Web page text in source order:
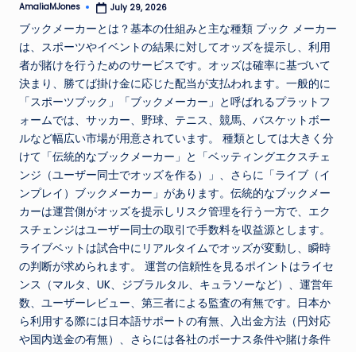
Posted
by
AmaliaMJones July 29, 2026
ブックメーカーとは？基本の仕組みと主な種類 ブック メーカー
は、スポーツやイベントの結果に対してオッズを提示し、利用
者が賭けを行うためのサービスです。オッズは確率に基づいて
決まり、勝てば掛け金に応じた配当が支払われます。一般的に
「スポーツブック」「ブックメーカー」と呼ばれるプラットフ
ォームでは、サッカー、野球、テニス、競馬、バスケットボー
ルなど幅広い市場が用意されています。 種類としては大きく分
けて「伝統的なブックメーカー」と「ベッティングエクスチェ
ンジ（ユーザー同士でオッズを作る）」、さらに「ライブ（イ
ンプレイ）ブックメーカー」があります。伝統的なブックメー
カーは運営側がオッズを提示しリスク管理を行う一方で、エク
スチェンジはユーザー同士の取引で手数料を収益源とします。
ライブベットは試合中にリアルタイムでオッズが変動し、瞬時
の判断が求められます。 運営の信頼性を見るポイントはライセ
ンス（マルタ、UK、ジブラルタル、キュラソーなど）、運営年
数、ユーザーレビュー、第三者による監査の有無です。日本か
ら利用する際には日本語サポートの有無、入出金方法（円対応
や国内送金の有無）、さらには各社のボーナス条件や賭け条件